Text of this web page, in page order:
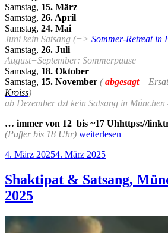
Samstag, 15. März
Samstag, 26. April
Samstag, 24. Mai
Juni kein Satsang (=> Sommer-Retreat in
Samstag, 26. Juli
August+September: Sommerpause
Samstag, 18. Oktober
Samstag, 15. November (abgesagt–
Kroiss)
ab Dezember dzt kein Satsang in München
… immer von 12 bis ~17 Uhhttps://
(Puffer bis 18 Uhr) „Shaktipat
Satsang,
2025“
weiterlesen
Veröffentlicht
4. März 20254. März 2025
Shaktipat & Satsang,
2025